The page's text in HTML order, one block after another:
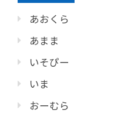
あおくら
あまま
いそぴー
いま
おーむら